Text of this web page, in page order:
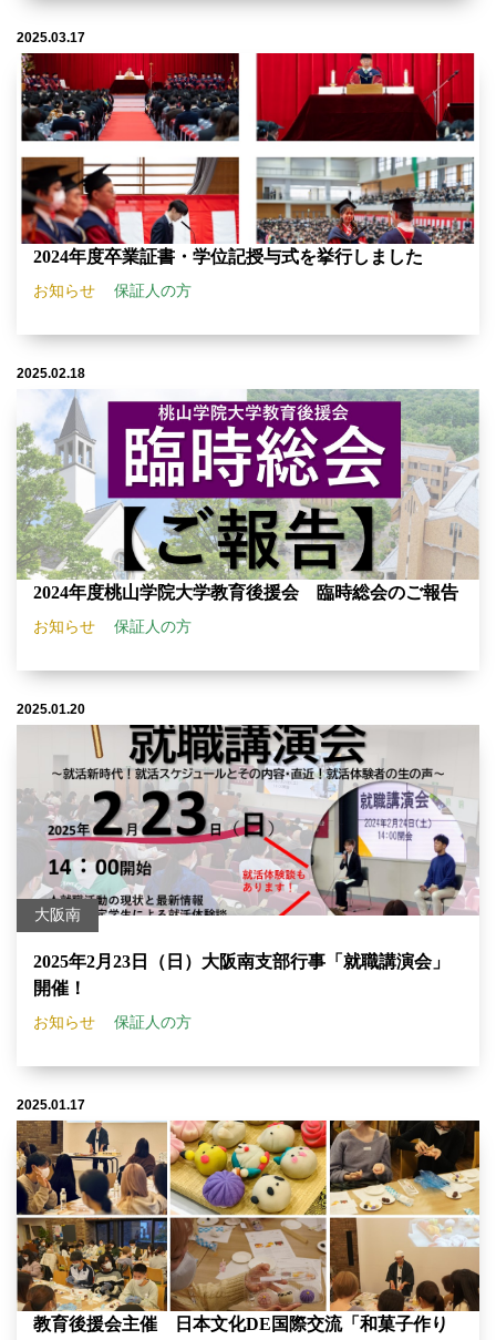
2025.03.17
2024年度卒業証書・学位記授与式を挙行しました
お知らせ 保証人の方
2025.02.18
2024年度桃山学院大学教育後援会 臨時総会のご報告
お知らせ 保証人の方
2025.01.20
大阪南
2025年2月23日（日）大阪南支部行事「就職講演会」
開催！
お知らせ 保証人の方
2025.01.17
教育後援会主催 日本文化DE国際交流「和菓子作り